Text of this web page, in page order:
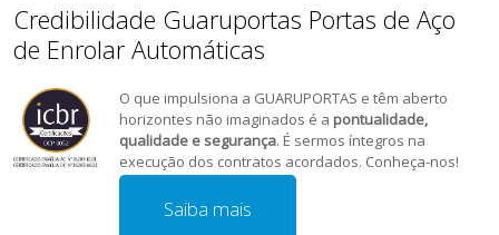
Credibilidade Guaruportas Portas de Aço
de Enrolar Automáticas
O que impulsiona a GUARUPORTAS e têm aberto
horizontes não imaginados é a pontualidade,
qualidade e segurança. É sermos íntegros na
execução dos contratos acordados. Conheça-nos!
Saiba mais